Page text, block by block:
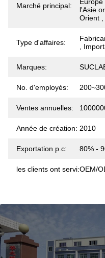
Marché principal:
l'Asie
Orient
Type d'affaires:
,
Marques:
No. d'employés:
Ventes annuelles:
Année de création: 2010
Exportation p.c: 80% -
les clients ont servi:OEM/